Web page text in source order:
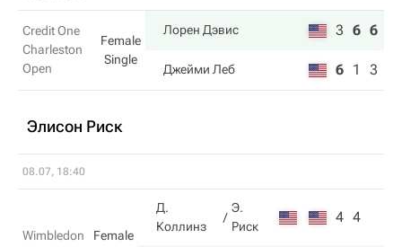
Credit One
Charleston
Open
Female
Single
Лорен Дэвис 3 6 6
Джейми Леб 6 1 3
Элисон Риск
08.07, 18:40
Wimbledon Female
Д.
Коллинз
Э.
Риск
4 4